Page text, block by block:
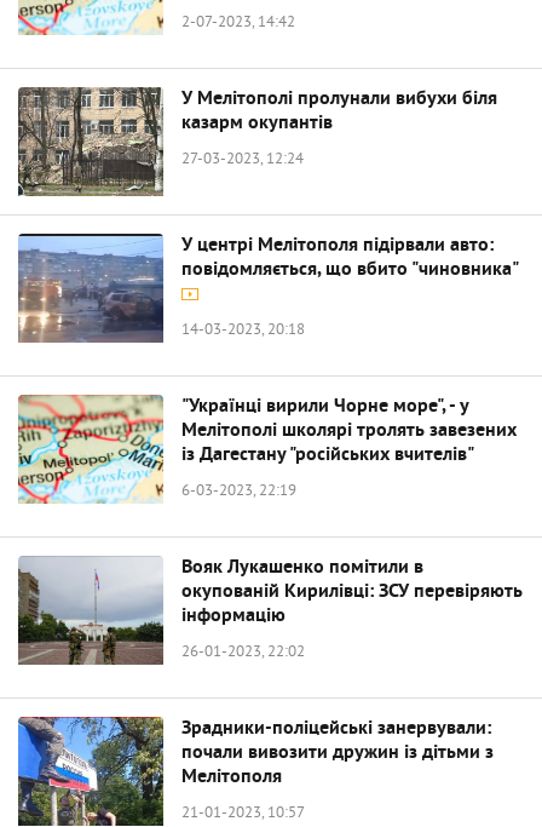
2-07-2023, 14:42
У Мелітополі пролунали вибухи біля
казарм окупантів
27-03-2023, 12:24
У центрі Мелітополя підірвали авто:
повідомляється, що вбито "чиновника"
14-03-2023, 20:18
"Українці вирили Чорне море", - у
Мелітополі школярі тролять завезених
із Дагестану "російських вчителів"
6-03-2023, 22:19
Вояк Лукашенко помітили в
окупованій Кирилівці: ЗСУ перевіряють
інформацію
26-01-2023, 22:02
Зрадники-поліцейські занервували:
почали вивозити дружин із дітьми з
Мелітополя
21-01-2023, 10:57